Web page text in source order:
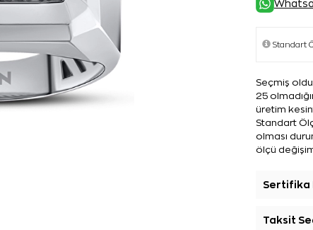
Seçmiş
25
üretim
Standart
olması
ölçü
Sertifika
Taksit